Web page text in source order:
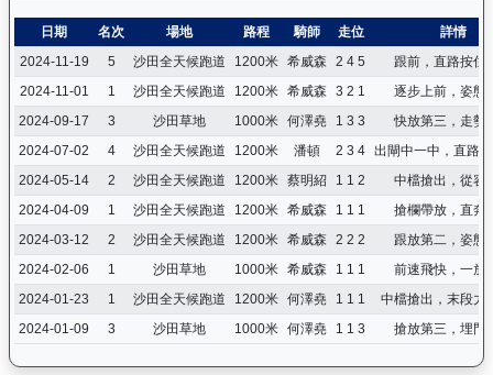
日期 名次 場地 路程 騎師 走位
詳情
2024-11-19
5 沙田全天候跑道 1200米 希威森 2 4 5
跟前，直路按住
2024-11-01
1 沙田全天候跑道 1200米 希威森 3 2 1
逐步上前，姿態
2024-09-17
3 沙田草地 1000米 何澤堯 1 3 3
快放第三，走勢
2024-07-02
4 沙田全天候跑道 1200米 潘頓 2 3 4 出閘中一中，直路
2024-05-14
2 沙田全天候跑道 1200米 蔡明紹 1 1 2
中檔搶出，從容
2024-04-09
1 沙田全天候跑道 1200米 希威森 1 1 1
搶欄帶放，直奔
2024-03-12
2 沙田全天候跑道 1200米 希威森 2 2 2
跟放第二，姿態
2024-02-06
1 沙田草地 1000米 希威森 1 1 1
前速飛快，一放
2024-01-23
1 沙田全天候跑道 1200米 何澤堯 1 1 1
中檔搶出，末段力
2024-01-09
3 沙田草地 1000米 何澤堯 1 1 3 搶放第三，埋門